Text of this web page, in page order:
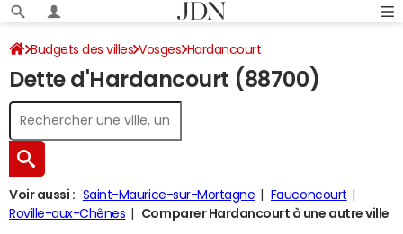
Budgets des villes Vosges Hardancourt
Dette au 31/12/2024
Dette d'Hardancourt (88700)
Voir aussi : Saint-Maurice-sur-Mortagne
Fauconcourt
Roville-aux-Chênes
Comparer Hardancourt à une autre ville